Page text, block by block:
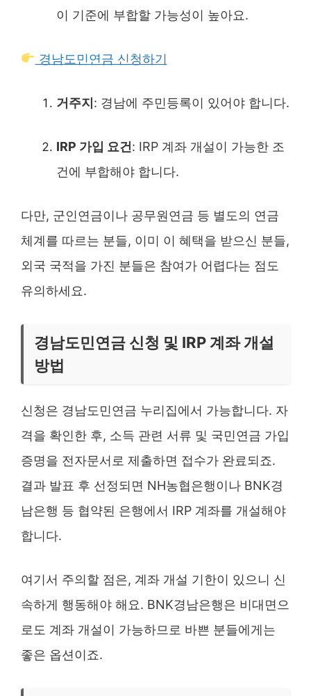
이 기준에 부합할 가능성이 높아요.
경남도민연금 신청하기
거주지: 경남에 주민등록이 있어야 합니다.
IRP 가입 요건: IRP 계좌 개설이 가능한 조
건에 부합해야 합니다.
다만, 군인연금이나 공무원연금 등 별도의 연금
체계를 따르는 분들, 이미 이 혜택을 받으신 분들,
외국 국적을 가진 분들은 참여가 어렵다는 점도
유의하세요.
경남도민연금 신청 및 IRP 계좌 개설
방법
신청은 경남도민연금 누리집에서 가능합니다. 자
격을 확인한 후, 소득 관련 서류 및 국민연금 가입
증명을 전자문서로 제출하면 접수가 완료되죠.
결과 발표 후 선정되면 NH농협은행이나 BNK경
남은행 등 협약된 은행에서 IRP 계좌를 개설해야
합니다.
여기서 주의할 점은, 계좌 개설 기한이 있으니 신
속하게 행동해야 해요. BNK경남은행은 비대면으
로도 계좌 개설이 가능하므로 바쁜 분들에게는
좋은 옵션이죠.